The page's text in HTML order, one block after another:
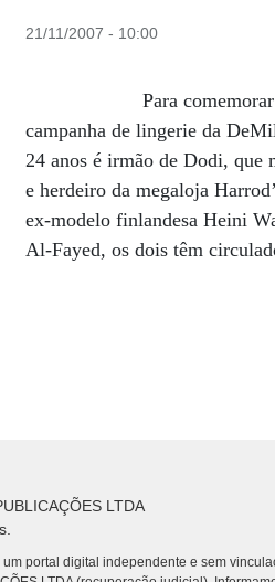
21/11/2007 - 10:00
Para
campanha de lingerie da
24 anos é irmão de Dodi, que
e herdeiro da megaloja
ex-modelo finlandesa Heini
Al-Fayed, os dois têm
LTDA
um portal digital independente e sem